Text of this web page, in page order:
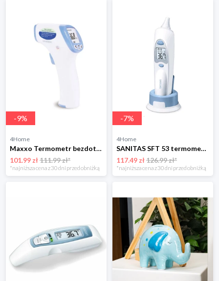
-9%
4Home
Maxxo Termometr bezdotykowy IRT01
101.99 zł111.99 zł*
*najniższa cena z 30 dni przed obniżką
-7%
4Home
SANITAS SFT 53 termometr cyfrowy do ucha Sanitas
117.49 zł126.99 zł*
*najniższa cena z 30 dni przed obniżką